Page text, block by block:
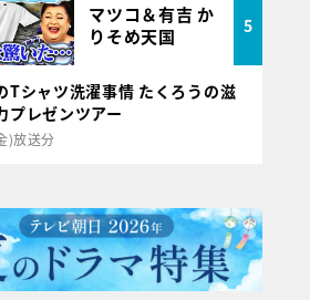
マツコ＆有吉 か
りそめ天国
5
Tシャツ洗濯事情 たくろうの滋
プレゼンツアー
)放送分